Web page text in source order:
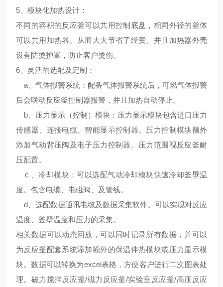
5、 模块化加热设计 ：
不同的容积的反应釜可以共用控制底盘，相同外径的釜体
可以共用加热器。从而大大节省了经费。并且加热器外壳
设有防烫护罩，防止客户烫伤。
6、
灵活的选配及定制 ：
a、气体报警系统：配备气体报警系统后，可燃气体报警
后会联动反应釜控制器报警，并且加热自动停止。
b、压力显示（控制）模块：压力显示模块包含进口压力
传感器、连接电缆、智能显示控制器。压力控制模块额外
添加气动背压阀及电子压力控制器。压力范围视反应釜耐
压配置。
c 、冷却模块：可以选配气动冷却模块快速冷却釜壁温
度。包含电缆、电磁阀、及管线。
d、选配数据通讯电缆及数据采集软件。可以实现对反应
温度、釜壁温度和压力的采集。
相关数据可以动态回放，可以同时记录所有数据，并可以
为反应釜配套系统添加额外的保温伴热模块或压力显示模
块。数据可以转换为excel表格，方便客户进行二次图表处
理。磁力搅拌反应釜/磁力反应釜/实验室反应釜/高压反应